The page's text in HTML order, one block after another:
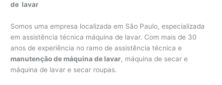
de lavar
Somos uma empresa localizada em São Paulo, especializada
em assistência técnica máquina de lavar. Com mais de 30
anos de experiência no ramo de assistência técnica e
manutenção de máquina de lavar, máquina de secar e
máquina de lavar e secar roupas.